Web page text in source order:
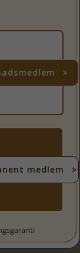
medlem
att dela
av dina
och ditt